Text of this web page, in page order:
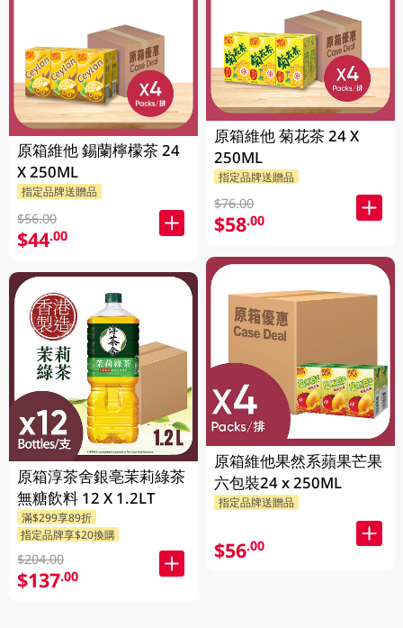
原箱維他 錫蘭檸檬茶 24
X 250ML
指定品牌送贈品
$56.00
$44.00
原箱淳茶舍銀亳茉莉綠茶
無糖飲料 12 X 1.2LT
滿$299享89折
指定品牌享$20換購
$204.00
$137.00
原箱維他 菊花茶 24 X
250ML
指定品牌送贈品
$76.00
$58.00
原箱維他果然系蘋果芒果
六包裝24 x 250ML
指定品牌送贈品
$56.00